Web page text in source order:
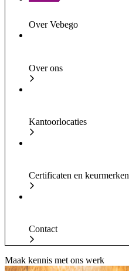
Over Vebego
Over ons
Kantoorlocaties
Certificaten en keurmerken
Contact
Maak kennis met ons werk